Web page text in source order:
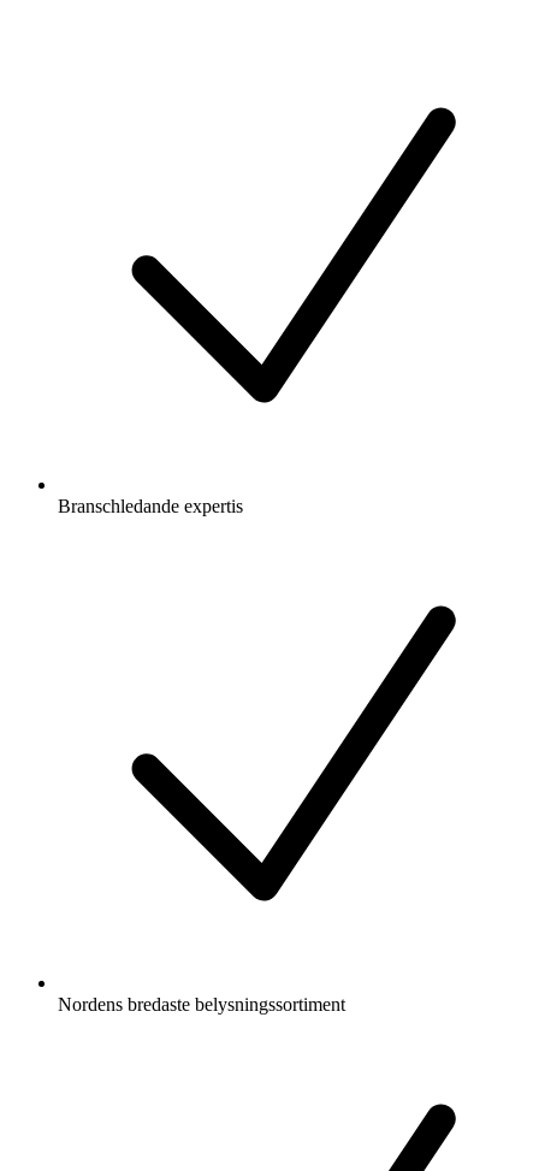
Branschledande expertis
Nordens bredaste belysningssortiment